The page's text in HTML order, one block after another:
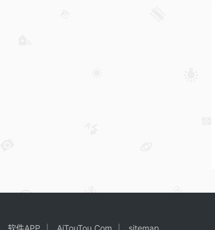
软件APP AiTouTou.Com sitemap